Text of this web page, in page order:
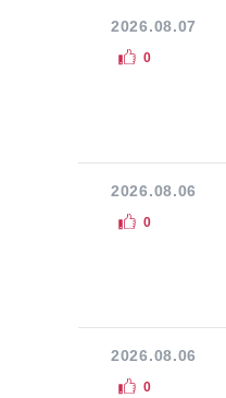
2026.08.07
0
2026.08.06
0
2026.08.06
0